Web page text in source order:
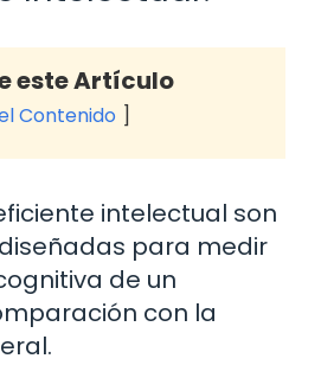
este Artículo
Contenido
intelectual son
para medir
de un
con la